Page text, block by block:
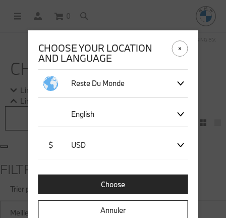
0
BOUTIQUE EN LIGNE GÉRÉE PAR STICHD SPORTSMERCHANDISING B.V.
CHAUSSETTES BMW
Lire la suite
Lire la suite
FILTRE
Trier par
Meilleures ventes
CHOOSE YOUR LOCATION
AND LANGUAGE
Reste Du Monde
English
$ USD
Choose
Annuler